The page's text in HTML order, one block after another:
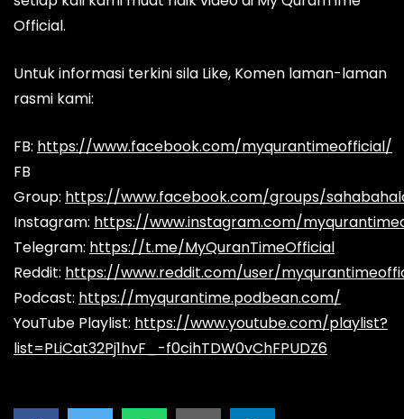
Official.
Untuk informasi terkini sila Like, Komen laman-laman
rasmi kami:
FB: https://www.facebook.com/myqurantimeofficial/
FB
Group: https://www.facebook.com/groups/
Instagram: https://www.instagram.com/
Telegram: https://t.me/MyQuranTimeOfficial
Reddit: https://www.reddit.com/user/
Podcast: https://myqurantime.podbean.com/
YouTube Playlist: https://www.youtube.com/playlist?
list=PLiCat32Pj1hvF_-f0cihTDW0vChFPUDZ6